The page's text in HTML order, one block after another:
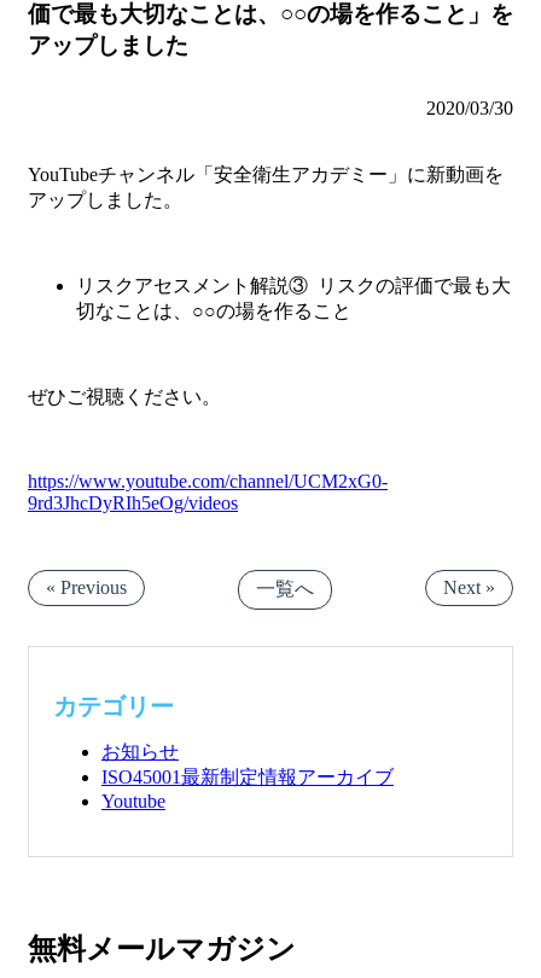
価で最も大切なことは、○○の場を作ること」を
アップしました
2020/03/30
YouTubeチャンネル「安全衛生アカデミー」に新動画を
アップしました。
リスクアセスメント解説③ リスクの評価で最も大
切なことは、○○の場を作ること
ぜひご視聴ください。
https://www.youtube.com/channel/UCM2xG0-
9rd3JhcDyRIh5eOg/videos
« Previous 一覧へ Next »
カテゴリー
お知らせ
ISO45001最新制定情報アーカイブ
Youtube
無料メールマガジン